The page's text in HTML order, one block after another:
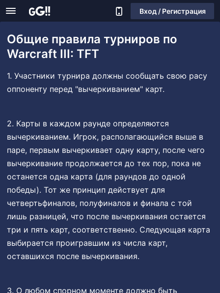
Вход / Регистрация
Общие правила турниров по
Warcraft III: TFT
1. Участники турнира должны сообщать свою расу
оппоненту перед "вычеркиванием" карт.
2. Карты в каждом раунде определяются
вычеркиванием. Игрок, располагающийся выше в
паре, первым вычеркивает одну карту, после чего
вычеркивание продолжается до тех пор, пока не
останется одна карта (для раундов до одной
победы). Тот же принцип действует для
четвертьфиналов, полуфиналов и финала с той
лишь разницей, что после вычеркивания остается
три и пять карт, соответственно. Следующая карта
выбирается проигравшим из числа карт,
оставшихся после вычеркивания.
3. О любом спорном моменте должно быть